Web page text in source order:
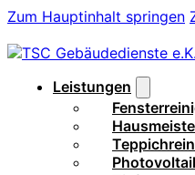
Zum Hauptinhalt springen
Leistungen